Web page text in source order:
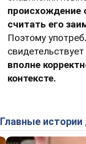
происхождение
считать его
Поэтому
вполне
контексте.
Главные истории